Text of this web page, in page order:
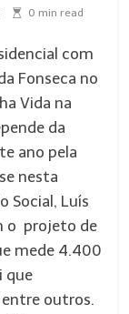
0 min read
com
Fonseca no
Vida na
da
ano pela
nesta
Social, Luís
o projeto de
mede 4.400
que
entre outros.